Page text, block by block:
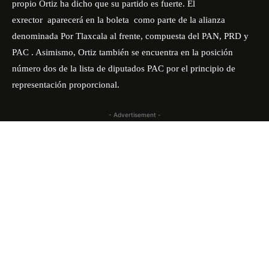
propio Ortiz ha dicho que su partido es fuerte. El
exrector aparecerá en la boleta como parte de la alianza
denominada Por Tlaxcala al frente, compuesta del PAN, PRD y
PAC . Asimismo, Ortiz también se encuentra en la posición
número dos de la lista de diputados PAC por el principio de
representación proporcional.
- Advertisement -